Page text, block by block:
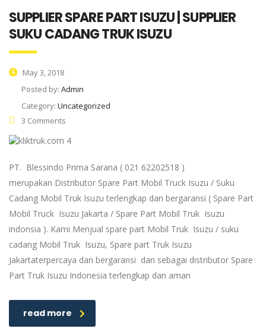
SUPPLIER SPARE PART ISUZU | SUPPLIER
SUKU CADANG TRUK ISUZU
May 3, 2018
Posted by: Admin
Category: Uncategorized
3 Comments
PT. Blessindo Prima Sarana ( 021 62202518 )
merupakan Distributor Spare Part Mobil Truck Isuzu / Suku
Cadang Mobil Truk Isuzu terlengkap dan bergaransi ( Spare Part
Mobil Truck Isuzu Jakarta / Spare Part Mobil Truk Isuzu
indonsia ). Kami Menjual spare part Mobil Truk Isuzu / suku
cadang Mobil Truk Isuzu, Spare part Truk Isuzu
Jakartaterpercaya dan bergaransi dan sebagai distributor Spare
Part Truk Isuzu Indonesia terlengkap dan aman
read more